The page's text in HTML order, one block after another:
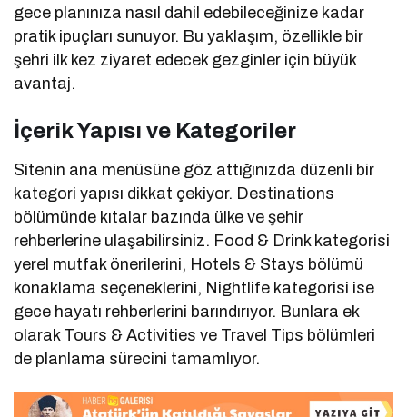
gece planınıza nasıl dahil edebileceğinize kadar
pratik ipuçları sunuyor. Bu yaklaşım, özellikle bir
şehri ilk kez ziyaret edecek gezginler için büyük
avantaj.
İçerik Yapısı ve Kategoriler
Sitenin ana menüsüne göz attığınızda düzenli bir
kategori yapısı dikkat çekiyor. Destinations
bölümünde kıtalar bazında ülke ve şehir
rehberlerine ulaşabilirsiniz. Food & Drink kategorisi
yerel mutfak önerilerini, Hotels & Stays bölümü
konaklama seçeneklerini, Nightlife kategorisi ise
gece hayatı rehberlerini barındırıyor. Bunlara ek
olarak Tours & Activities ve Travel Tips bölümleri
de planlama sürecini tamamlıyor.